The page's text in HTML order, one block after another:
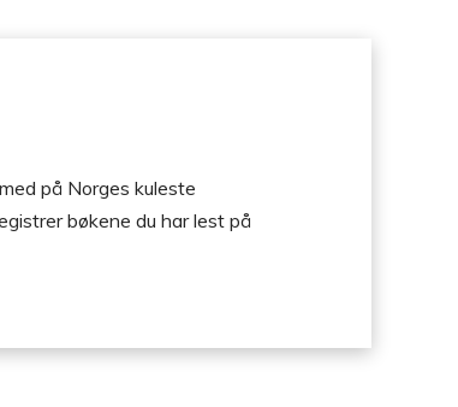
på Norges kuleste
bøkene du har lest på